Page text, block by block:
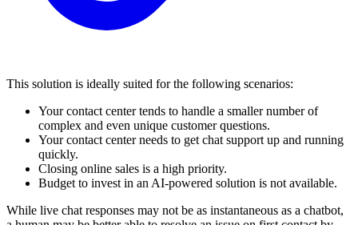
This solution is ideally suited for the following scenarios:
Your contact center tends to handle a smaller number of
complex and even unique customer questions.
Your contact center needs to get chat support up and running
quickly.
Closing online sales is a high priority.
Budget to invest in an AI-powered solution is not available.
While live chat responses may not be as instantaneous as a chatbot,